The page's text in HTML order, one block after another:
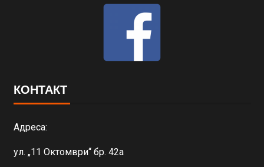
КОНТАКТ
Адреса:
ул. „11 Октомври“ бр. 42а